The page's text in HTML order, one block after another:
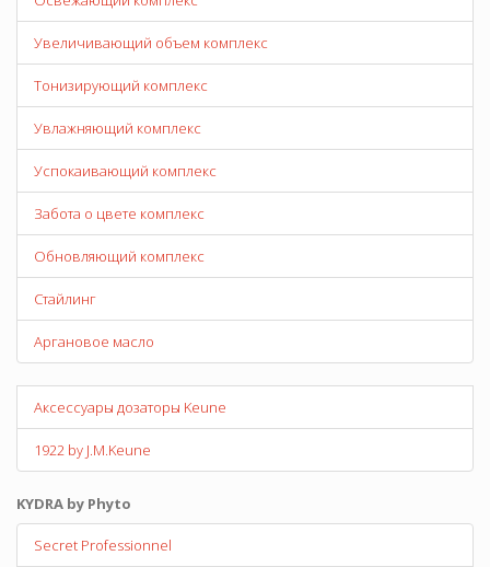
Увеличивающий объем комплекс
Тонизирующий комплекс
Увлажняющий комплекс
Успокаивающий комплекс
Забота о цвете комплекс
Обновляющий комплекс
Стайлинг
Аргановое масло
Аксессуары дозаторы Keune
1922 by J.M.Keune
KYDRA by Phyto
Secret Professionnel